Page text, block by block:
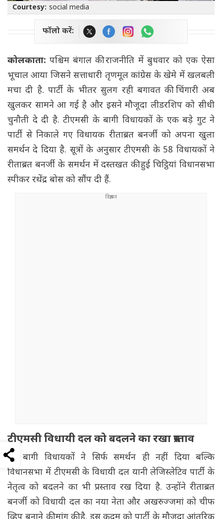
Courtesy: social media
फॉलो करें:
कोलकाता: पश्चिम बंगाल की राजनीति में बुधवार को एक ऐसा
भूचाल आया जिसने सत्ताधारी तृणमूल कांग्रेस के खेमे में खलबली
मचा दी है. पार्टी के भीतर सुलग रही बगावत की चिंगारी अब
खुलकर सामने आ गई है और इसने मौजूदा लीडरशिप को सीधी
चुनौती दे दी है. टीएमसी के बागी विधायकों के एक बड़े गुट ने
पार्टी से निकाले गए विधायक रीताब्रत बनर्जी को अपना खुला
समर्थन दे दिया है. सूत्रों के अनुसार टीएमसी के 58 विधायकों ने
रीताब्रत बनर्जी के समर्थन में दस्तखत की हुई चिट्ठियां विधानसभा
स्पीकर रथेंद्र बोस को सौंप दी हैं.
टीएमसी विधायी दल को बदलने का रखा प्रस्ताव
इन बागी विधायकों ने सिर्फ समर्थन ही नहीं दिया बल्कि
विधानसभा में टीएमसी के विधायी दल यानी लेजिस्लेटिव पार्टी के
नेतृत्व को बदलने का भी प्रस्ताव रख दिया है. उन्होंने रीताब्रत
बनर्जी को विधायी दल का नया नेता और अखरुज्जमां को चीफ